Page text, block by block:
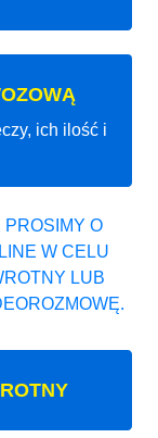
ich ilość i
O
W CELU
LUB